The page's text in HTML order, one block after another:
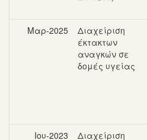
Μαρ-2025
Διαχείριση
έκτακτων
αναγκών σε
δομές υγείας
Ιου-2023
Διαχείριση